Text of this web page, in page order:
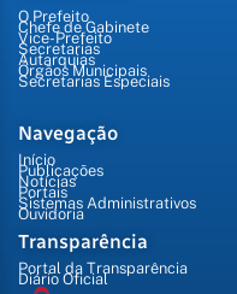
O Prefeito
Chefe de Gabinete
Vice-Prefeito
Secretarias
Autarquias
Órgãos Municipais
Secretarias Especiais
Navegação
Início
Publicações
Notícias
Portais
Sistemas Administrativos
Ouvidoria
Transparência
Portal da Transparência
Diário Oficial